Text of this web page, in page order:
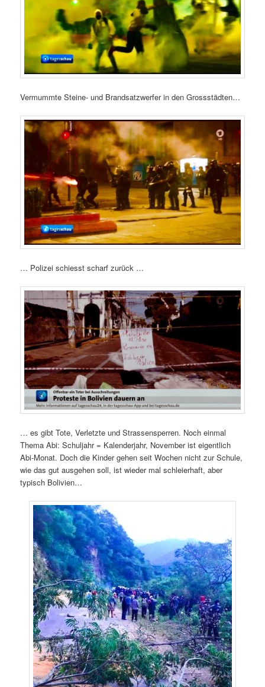
Vermummte Steine- und Brandsatzwerfer in den Grossstädten…
… Polizei schiesst scharf zurück …
… es gibt Tote, Verletzte und Strassensperren. Noch einmal
Thema Abi: Schuljahr = Kalenderjahr, November ist eigentlich
Abi-Monat. Doch die Kinder gehen seit Wochen nicht zur Schule,
wie das gut ausgehen soll, ist wieder mal schleierhaft, aber
typisch Bolivien…